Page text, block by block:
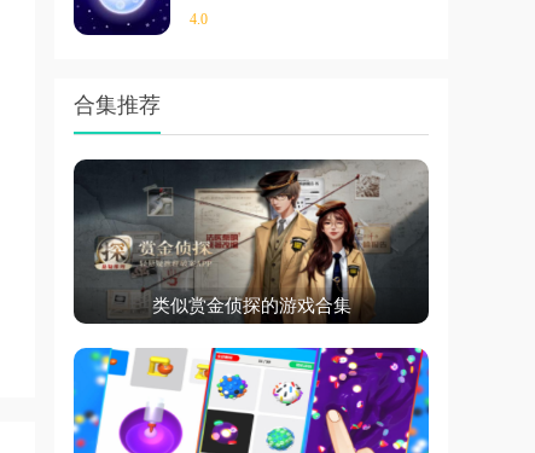
4.0
合集推荐
类似赏金侦探的游戏合集